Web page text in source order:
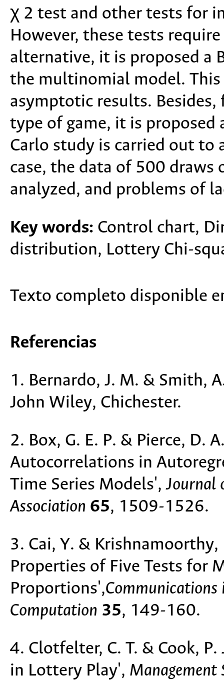
χ 2 test and other tests for
However, these tests
alternative, it is proposed a
the multinomial model.
asymptotic results.
type of game, it is
Carlo study is carried out to
case, the data of 500
analyzed, and problems of
Key words: Control chart,
distribution, Lottery Chi-
Texto completo disponible
Referencias
1. Bernardo, J. M. & Smith,
John Wiley, Chichester.
2. Box, G. E. P. & Pierce,
Autocorrelations in
Time Series Models',Journal
Association 65, 1509-1526.
3. Cai, Y. &
Properties of Five Tests for
Proportions',
Computation 35, 149-160.
4. Clotfelter, C. T. & Cook,
in Lottery Play', Management